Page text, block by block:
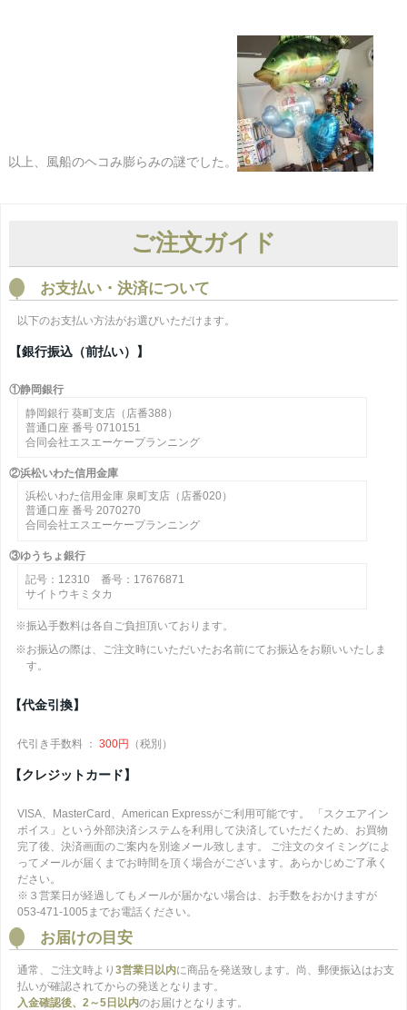
以上、風船のヘコみ膨らみの謎でした。
ご注文ガイド
お支払い・決済について
以下のお支払い方法がお選びいただけます。
【銀行振込（前払い）】
①静岡銀行
静岡銀行 葵町支店（店番388）
普通口座 番号 0710151
合同会社エスエーケープランニング
②浜松いわた信用金庫
浜松いわた信用金庫 泉町支店（店番020）
普通口座 番号 2070270
合同会社エスエーケープランニング
③ゆうちょ銀行
記号：12310 番号：17676871
サイトウキミタカ
※振込手数料は各自ご負担頂いております。
※お振込の際は、ご注文時にいただいたお名前にてお振込をお願いいたしま
す。
【代金引換】
代引き手数料 ： 300円 （税別）
【クレジットカード】
VISA、MasterCard、American Expressがご利用可能です。 「スクエアイン
ボイス」という外部決済システムを利用して決済していただくため、お買物
完了後、決済画面のご案内を別途メール致します。 ご注文のタイミングによ
ってメールが届くまでお時間を頂く場合がございます。あらかじめご了承く
ださい。
※３営業日が経過してもメールが届かない場合は、お手数をおかけますが
053-471-1005までお電話ください。
お届けの目安
通常、ご注文時より 3営業日以内に商品を発送致します。尚、郵便振込はお支
払いが確認されてからの発送となります。
入金確認後、2～5日以内のお届けとなります。